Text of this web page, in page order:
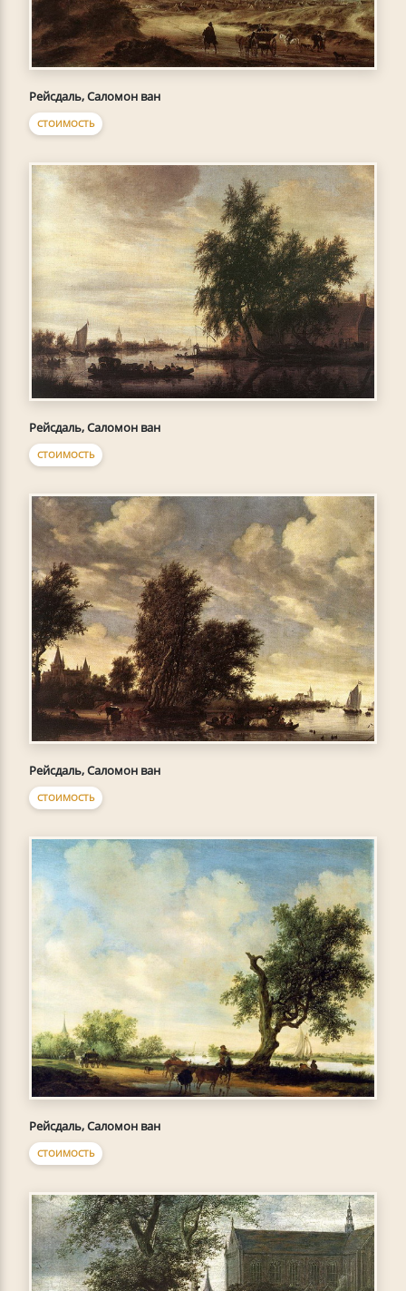
Рейсдаль, Саломон ван
СТОИМОСТЬ
Рейсдаль, Саломон ван
СТОИМОСТЬ
Рейсдаль, Саломон ван
СТОИМОСТЬ
Рейсдаль, Саломон ван
СТОИМОСТЬ